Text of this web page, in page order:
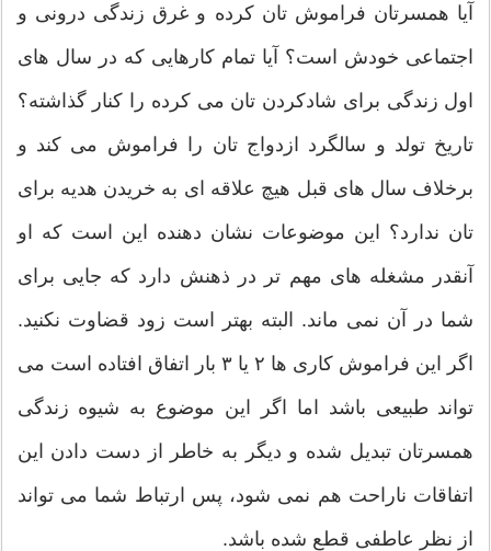
آیا همسرتان فراموش تان کرده و غرق زندگی درونی و
اجتماعی خودش است؟ آیا تمام کارهایی که در سال های
اول زندگی برای شادکردن تان می کرده را کنار گذاشته؟
تاریخ تولد و سالگرد ازدواج تان را فراموش می کند و
برخلاف سال های قبل هیچ علاقه ای به خریدن هدیه برای
تان ندارد؟ این موضوعات نشان دهنده این است که او
آنقدر مشغله های مهم تر در ذهنش دارد که جایی برای
شما در آن نمی ماند. البته بهتر است زود قضاوت نکنید.
اگر این فراموش کاری ها ۲ یا ۳ بار اتفاق افتاده است می
تواند طبیعی باشد اما اگر این موضوع به شیوه زندگی
همسرتان تبدیل شده و دیگر به خاطر از دست دادن این
اتفاقات ناراحت هم نمی شود، پس ارتباط شما می تواند
از نظر عاطفی قطع شده باشد.